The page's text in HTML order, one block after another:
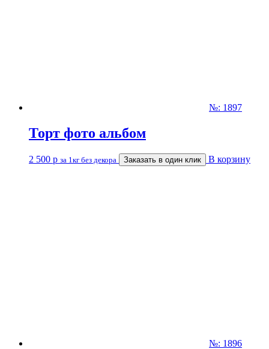
№: 1897
Торт фото альбом
2 500 р за 1кг без декора Заказать в один клик В корзину
№: 1896